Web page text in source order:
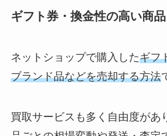
ギフト券・換金性の高い商
ネットショップで購入したギフ
ブランド品などを売却する方法
買取サービスも多く自由度があ